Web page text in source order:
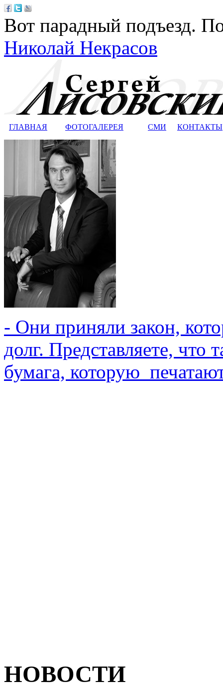
Вот парадный подъезд.
Николай Некрасов
ГЛАВНАЯ ФОТОГАЛЕРЕЯ СМИ КОНТАКТЫ
- Они приняли закон,
долг. Представляете, что
бумага, которую
НОВОСТИ